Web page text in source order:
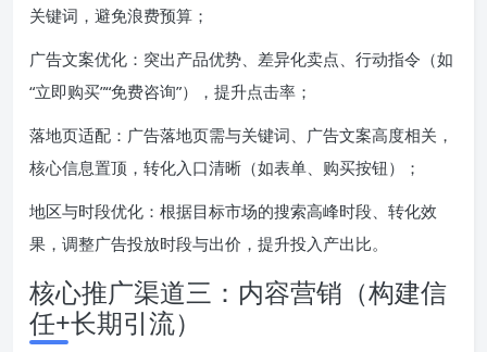
关键词，避免浪费预算；
广告文案优化：突出产品优势、差异化卖点、行动指令（如
“立即购买”“免费咨询”），提升点击率；
落地页适配：广告落地页需与关键词、广告文案高度相关，
核心信息置顶，转化入口清晰（如表单、购买按钮）；
地区与时段优化：根据目标市场的搜索高峰时段、转化效
果，调整广告投放时段与出价，提升投入产出比。
核心推广渠道三：内容营销（构建信
任+长期引流）